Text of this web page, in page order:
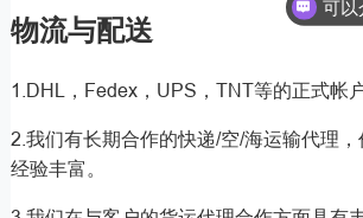
物流与配送
1.DHL，Fedex，UPS，TNT等的正式帐
2.我们有长期合作的快递/空/海运输代理
经验丰富。